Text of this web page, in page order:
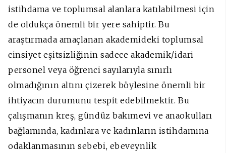
istihdama ve toplumsal alanlara katılabilmesi için
de oldukça önemli bir yere sahiptir. Bu
araştırmada amaçlanan akademideki toplumsal
cinsiyet eşitsizliğinin sadece akademik/idari
personel veya öğrenci sayılarıyla sınırlı
olmadığının altını çizerek böylesine önemli bir
ihtiyacın durumunu tespit edebilmektir. Bu
çalışmanın kreş, gündüz bakımevi ve anaokulları
bağlamında, kadınlara ve kadınların istihdamına
odaklanmasının sebebi, ebeveynlik